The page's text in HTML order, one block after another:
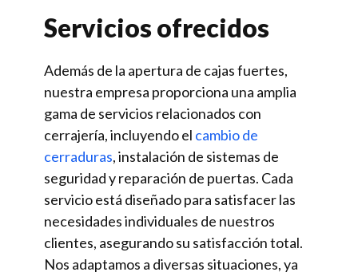
Servicios ofrecidos
Además de la apertura de cajas fuertes,
nuestra empresa proporciona una amplia
gama de servicios relacionados con
cerrajería, incluyendo el cambio de
cerraduras, instalación de sistemas de
seguridad y reparación de puertas. Cada
servicio está diseñado para satisfacer las
necesidades individuales de nuestros
clientes, asegurando su satisfacción total.
Nos adaptamos a diversas situaciones, ya